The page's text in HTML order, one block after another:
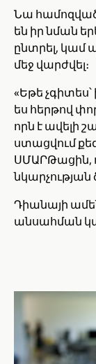
Նա համոզված
են իր նման
ընտրել, կամ
մեջ վարժվել։
«Եթե
ես հերթով
որն է ավելի
ստացվում
ՍՄԱՐԹացին,
նկարչության
Դիանայի
անսահման